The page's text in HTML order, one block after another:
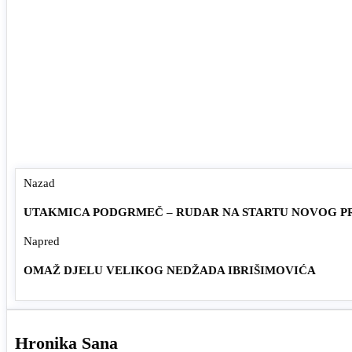
Nazad
UTAKMICA PODGRMEČ – RUDAR NA STARTU NOVOG
Napred
OMAŽ DJELU VELIKOG NEDŽADA IBRIŠIMOVIĆA
Hronika Sana